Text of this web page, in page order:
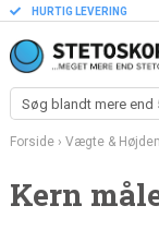
HURTIG LEVERING
Forside› Vægte &
Kern